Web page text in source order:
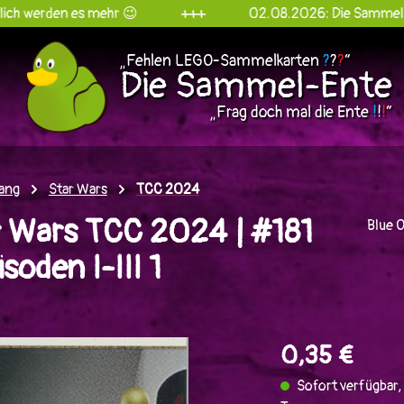
mehr 😉 +++ 02.08.2026: Die Sammel-Ente goes
„Fehlen LEGO-Sammelkarten ???“
Die Sammel-Ente
„Frag doch mal die Ente!!!“
Star Wars TCC 2024
Wars TCC 2024 | #181
I-III 1
Blue
0,35 €
Sofort